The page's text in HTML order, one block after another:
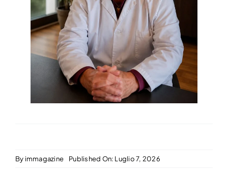
By immagazine Published On: Luglio 7, 2026